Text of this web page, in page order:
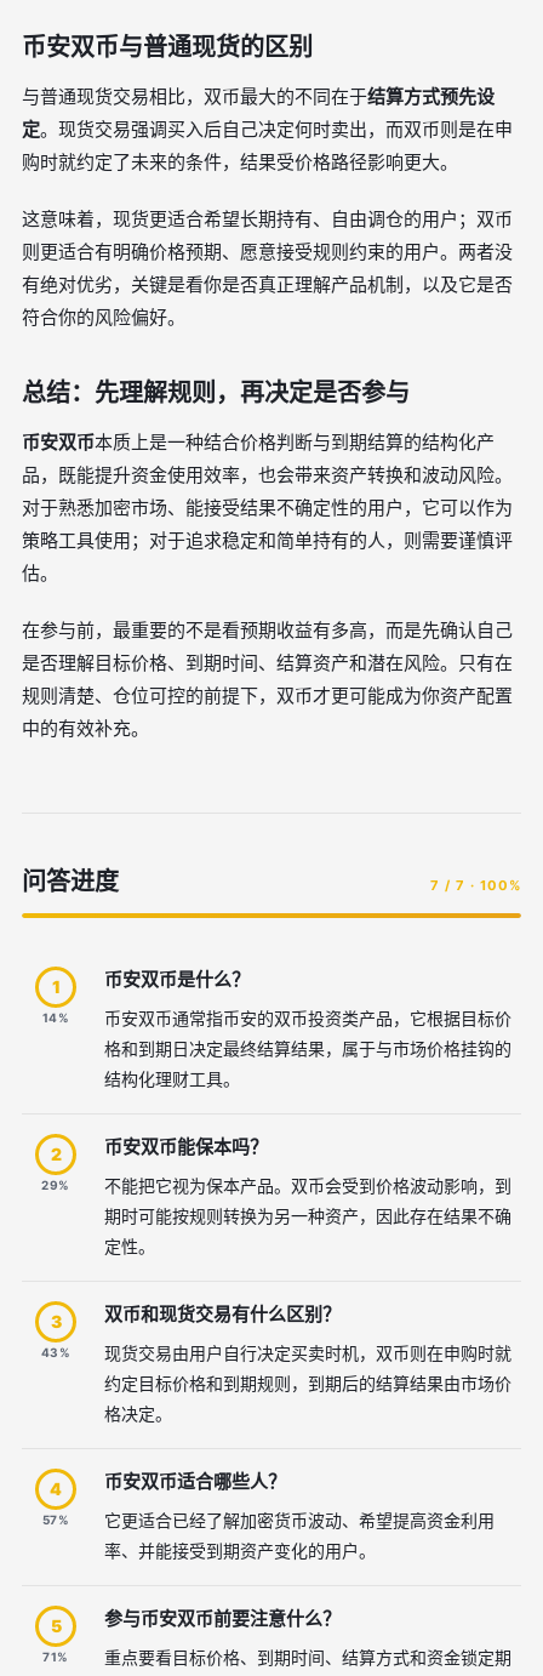
币安双币与普通现货的区别
与普通现货交易相比，双币最大的不同在于结算方式预先设
定。现货交易强调买入后自己决定何时卖出，而双币则是在申
购时就约定了未来的条件，结果受价格路径影响更大。
这意味着，现货更适合希望长期持有、自由调仓的用户；双币
则更适合有明确价格预期、愿意接受规则约束的用户。两者没
有绝对优劣，关键是看你是否真正理解产品机制，以及它是否
符合你的风险偏好。
总结：先理解规则，再决定是否参与
币安双币本质上是一种结合价格判断与到期结算的结构化产
品，既能提升资金使用效率，也会带来资产转换和波动风险。
对于熟悉加密市场、能接受结果不确定性的用户，它可以作为
策略工具使用；对于追求稳定和简单持有的人，则需要谨慎评
估。
在参与前，最重要的不是看预期收益有多高，而是先确认自己
是否理解目标价格、到期时间、结算资产和潜在风险。只有在
规则清楚、仓位可控的前提下，双币才更可能成为你资产配置
中的有效补充。
问答进度 7 / 7 · 100%
1
14%
币安双币是什么？
币安双币通常指币安的双币投资类产品，它根据目标价
格和到期日决定最终结算结果，属于与市场价格挂钩的
结构化理财工具。
2
29%
币安双币能保本吗？
不能把它视为保本产品。双币会受到价格波动影响，到
期时可能按规则转换为另一种资产，因此存在结果不确
定性。
3
43%
双币和现货交易有什么区别？
现货交易由用户自行决定买卖时机，双币则在申购时就
约定目标价格和到期规则，到期后的结算结果由市场价
格决定。
4
57%
币安双币适合哪些人？
它更适合已经了解加密货币波动、希望提高资金利用
率、并能接受到期资产变化的用户。
5
71%
参与币安双币前要注意什么？
重点要看目标价格、到期时间、结算方式和资金锁定期